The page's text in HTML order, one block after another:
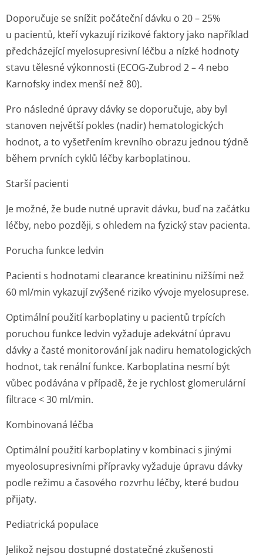
Doporučuje se snížit počáteční dávku o 20 – 25%
u pacientů, kteří vykazují rizikové faktory jako například
předcházející myelosupresivní léčbu a nízké hodnoty
stavu tělesné výkonnosti (ECOG-Zubrod 2 – 4 nebo
Karnofsky index menší než 80).
Pro následné úpravy dávky se doporučuje, aby byl
stanoven největší pokles (nadir) hematologických
hodnot, a to vyšetřením krevního obrazu jednou týdně
během prvních cyklů léčby karboplatinou.
Starší pacienti
Je možné, že bude nutné upravit dávku, buď na začátku
léčby, nebo později, s ohledem na fyzický stav pacienta.
Porucha funkce ledvin
Pacienti s hodnotami clearance kreatininu nižšími než
60 ml/min vykazují zvýšené riziko vývoje myelosuprese.
Optimální použití karboplatiny u pacientů trpících
poruchou funkce ledvin vyžaduje adekvátní úpravu
dávky a časté monitorování jak nadiru hematologických
hodnot, tak renální funkce. Karboplatina nesmí být
vůbec podávána v případě, že je rychlost glomerulární
filtrace < 30 ml/min.
Kombinovaná léčba
Optimální použití karboplatiny v kombinaci s jinými
myeolosupresivními přípravky vyžaduje úpravu dávky
podle režimu a časového rozvrhu léčby, které budou
přijaty.
Pediatrická populace
Jelikož nejsou dostupné dostatečné zkušenosti